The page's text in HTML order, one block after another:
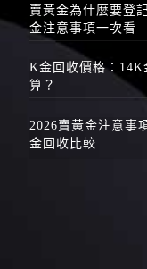
賣黃金為什麼要登
金注意事項一次看
K金回收價格：
算？
2026賣黃金注意事
金回收比較